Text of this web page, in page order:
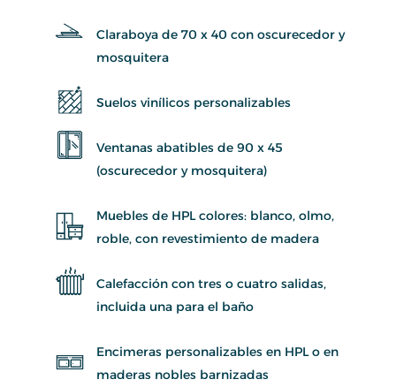
Claraboya de 70 x 40 con oscurecedor y
mosquitera
Suelos vinílicos personalizables
Ventanas abatibles de 90 x 45
(oscurecedor y mosquitera)
Muebles de HPL colores: blanco, olmo,
roble, con revestimiento de madera
Calefacción con tres o cuatro salidas,
incluida una para el baño
Encimeras personalizables en HPL o en
maderas nobles barnizadas